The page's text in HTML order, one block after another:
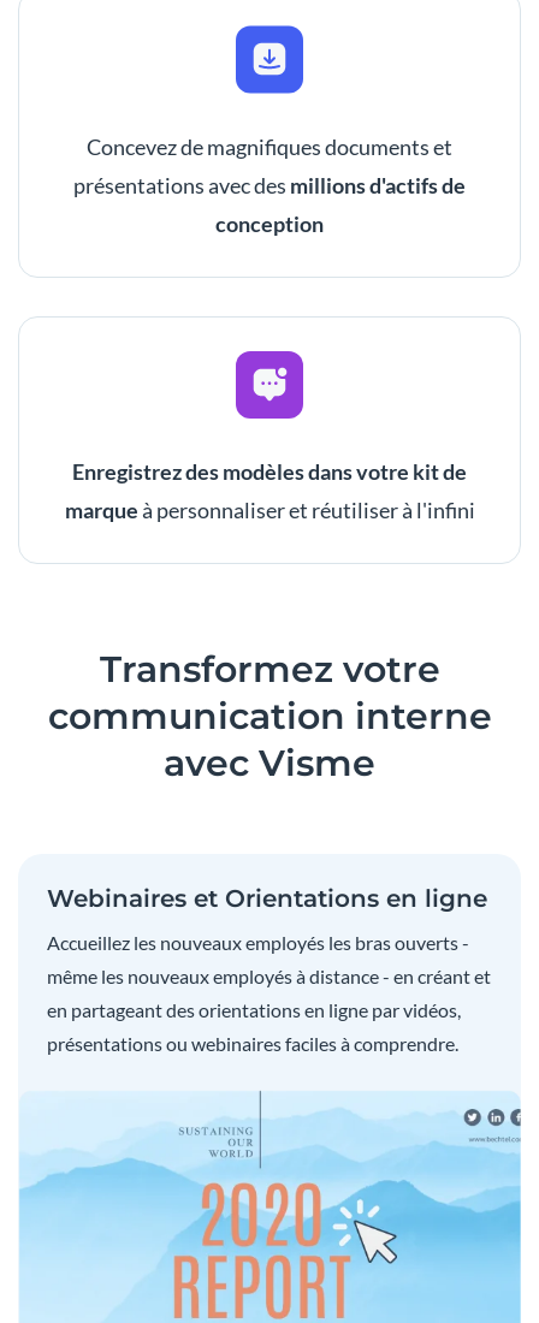
Concevez de magnifiques documents et
présentations avec des millions d'actifs de
conception
Enregistrez des modèles dans votre kit de
marqueà personnaliser et réutiliser à l'infini
Transformez votre
communication interne
avec Visme
Webinaires et Orientations en ligne
Accueillez les nouveaux employés les bras ouverts -
même les nouveaux employés à distance - en créant et
en partageant des orientations en ligne par vidéos,
présentations ou webinaires faciles à comprendre.